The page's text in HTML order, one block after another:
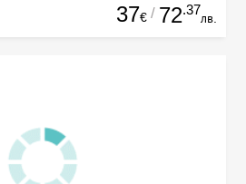
37€ / 72.37
лв.